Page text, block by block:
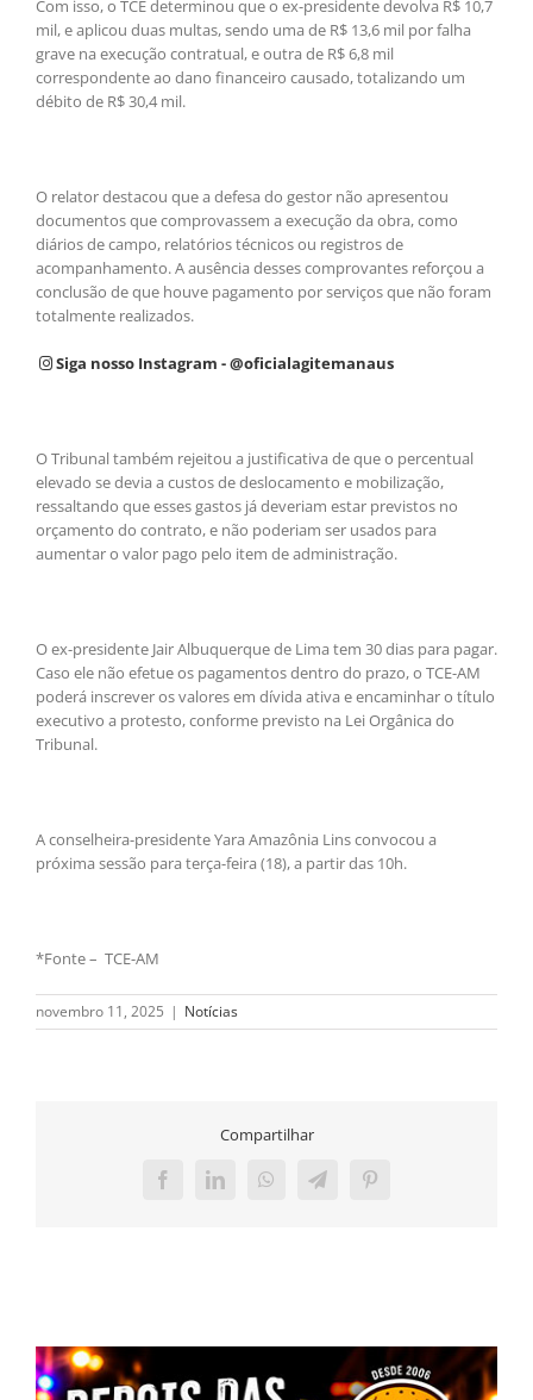
Com isso, o TCE determinou que o ex-presidente devolva R$ 10,7
mil, e aplicou duas multas, sendo uma de R$ 13,6 mil por falha
grave na execução contratual, e outra de R$ 6,8 mil
correspondente ao dano financeiro causado, totalizando um
débito de R$ 30,4 mil.
O relator destacou que a defesa do gestor não apresentou
documentos que comprovassem a execução da obra, como
diários de campo, relatórios técnicos ou registros de
acompanhamento. A ausência desses comprovantes reforçou a
conclusão de que houve pagamento por serviços que não foram
totalmente realizados.
Siga nosso Instagram - @oficialagitemanaus
O Tribunal também rejeitou a justificativa de que o percentual
elevado se devia a custos de deslocamento e mobilização,
ressaltando que esses gastos já deveriam estar previstos no
orçamento do contrato, e não poderiam ser usados para
aumentar o valor pago pelo item de administração.
O ex-presidente Jair Albuquerque de Lima tem 30 dias para pagar.
Caso ele não efetue os pagamentos dentro do prazo, o TCE-AM
poderá inscrever os valores em dívida ativa e encaminhar o título
executivo a protesto, conforme previsto na Lei Orgânica do
Tribunal.
A conselheira-presidente Yara Amazônia Lins convocou a
próxima sessão para terça-feira (18), a partir das 10h.
*Fonte – TCE-AM
novembro 11, 2025 | Notícias
Compartilhar
FacebookLinkedInWhatsAppTelegramPinterest